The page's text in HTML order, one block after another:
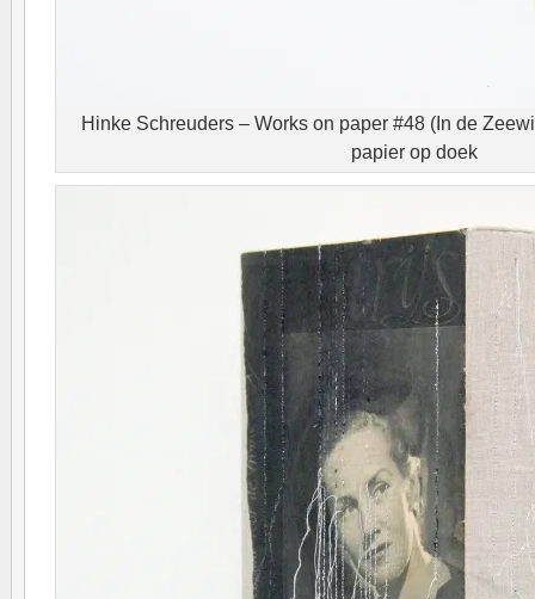
Hinke Schreuders – Works on paper #48 (In de
papier op doek